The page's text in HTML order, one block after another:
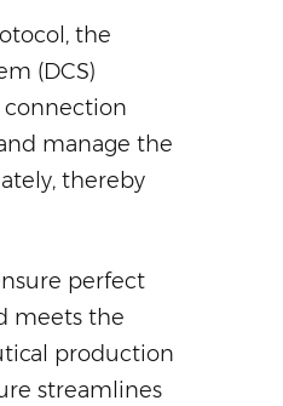
the
(DCS)
manage the
thereby
perfect
meets the
production
streamlines